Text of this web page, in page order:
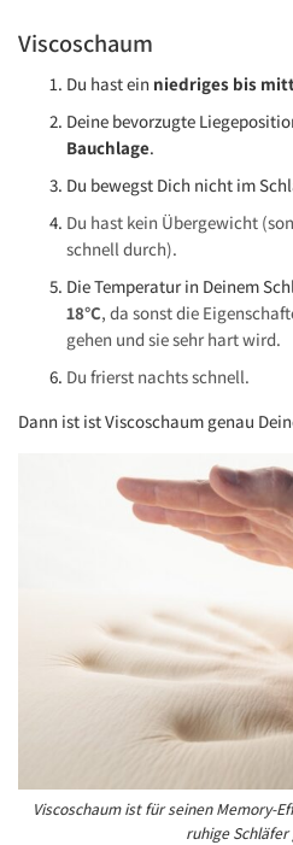
Viscoschaum
Du hast ein niedriges bis
Deine bevorzugte
Bauchlage.
Du bewegst Dich nicht im
Du hast kein Übergewicht
schnell durch).
Die Temperatur in Deinem
18°C, da sonst die
gehen und sie sehr hart wird.
Du frierst nachts schnell.
Dann ist ist Viscoschaum genau
Viscoschaum ist für seinen Memory-
ruhige